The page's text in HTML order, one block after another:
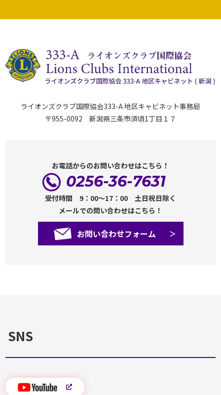
ライオンズクラブ国際協会333-A 地区キャビネット事務局
〒955-0092 新潟県三条市須頃1丁目１７
お電話からのお問い合わせはこちら！
0256-36-7631
受付時間 9：00～17：00 土日祝日除く
メールでの問い合わせはこちら！
お問い合わせフォーム
SNS